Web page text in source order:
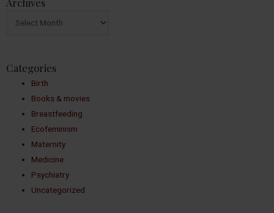
Categories
Birth
Books & movies
Breastfeeding
Ecofeminism
Maternity
Medicine
Psychiatry
Uncategorized